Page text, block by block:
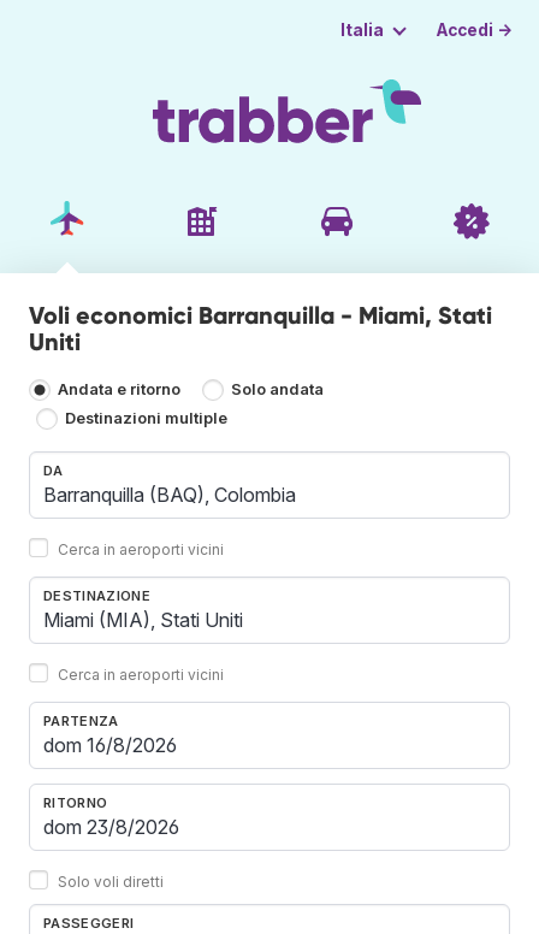
Italia Accedi →
Voli economici Barranquilla - Miami, Stati
Uniti
Andata e ritorno
Solo andata
Destinazioni multiple
DA
Cerca in aeroporti vicini
DESTINAZIONE
Cerca in aeroporti vicini
PARTENZA
RITORNO
Solo voli diretti
PASSEGGERI